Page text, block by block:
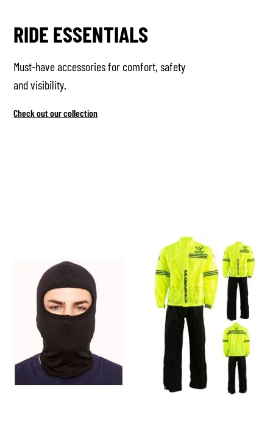
RIDE ESSENTIALS
Must-have accessories for comfort, safety
and visibility.
Check out our collection